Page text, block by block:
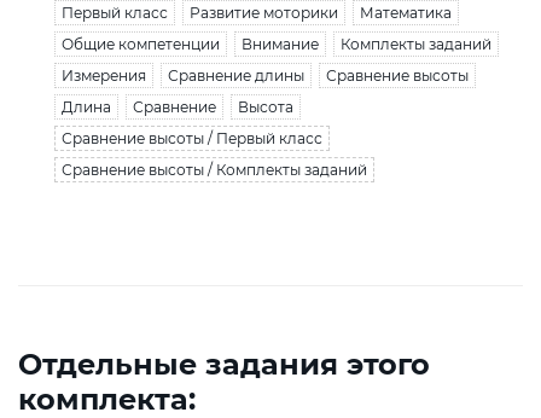
Первый класс Развитие моторики
Математика
Общие компетенции
Внимание
Комплекты заданий
Измерения
Сравнение длины
Сравнение высоты
Длина
Сравнение
Высота
Сравнение высоты / Первый класс
Сравнение высоты / Комплекты заданий
Отдельные задания этого
комплекта: